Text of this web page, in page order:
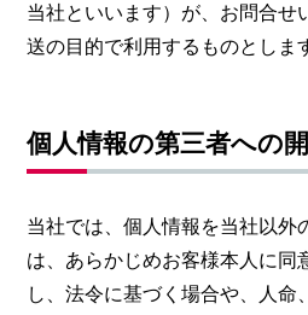
当社といいます）が、お問合せ
送の目的で利用するものとしま
個人情報の第三者への
当社では、個人情報を当社以外
は、あらかじめお客様本人に同
し、法令に基づく場合や、人命